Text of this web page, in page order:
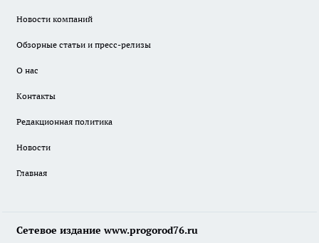
Новости компаний
Обзорные статьи и пресс-релизы
О нас
Контакты
Редакционная политика
Новости
Главная
Сетевое издание www.progorod76.ru